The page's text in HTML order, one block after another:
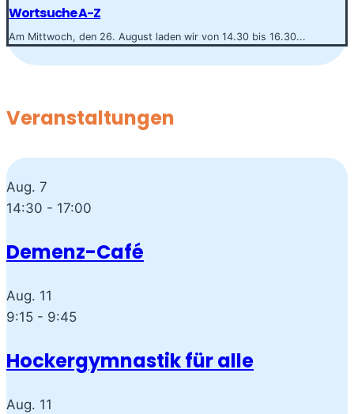
Wortsuche A-Z
Am Mittwoch, den 26. August laden wir von 14.30 bis 16.30...
Veranstaltungen
Aug. 7
14:30 - 17:00
Demenz-Café
Aug. 11
9:15 - 9:45
Hockergymnastik für alle
Aug. 11